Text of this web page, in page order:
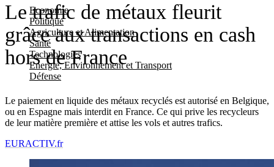
Economie
Politique
Agriculture et Alimentation
Santé
Technologies
Energie, Environnement et Transport
Défense
Le trafic de métaux fleurit
grâce aux transactions en cash
hors de France
Le paiement en liquide des métaux recyclés est autorisé en Belgique,
ou en Espagne mais interdit en France. Ce qui prive les recycleurs
de leur matière première et attise les vols et autres trafics.
EURACTIV.fr